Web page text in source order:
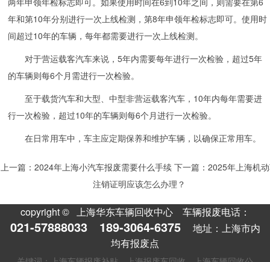
年和第10年分别进行一次上线检测，第8年申领年检标志即可。使用时
间超过10年的车辆，每年都需要进行一次上线检测。
对于营运载客汽车来说，5年内需要每年进行一次检验，超过5年
的车辆则每6个月需进行一次检验。
至于载货汽车和大型、中型非营运载客汽车，10年内每年需要进
行一次检验，超过10年的车辆则每6个月进行一次检验。
在日常用车中，车主应定期保养和维护车辆，以确保正常用车。
上一篇： 2024年上海小汽车报废需要什么手续下一篇： 2025年上海机
注销证明应该怎么办理？
copyright © 上海华东车辆回收中心 车辆报废电话：
021-57888033 189-3064-6375地址：上海市内
均有报废点